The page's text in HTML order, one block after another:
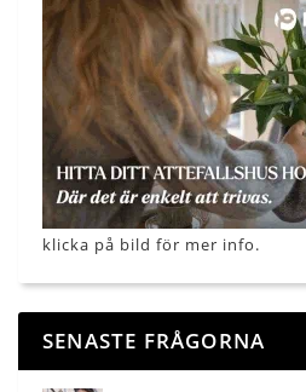
klicka på bild för mer info.
SENASTE FRÅGORNA